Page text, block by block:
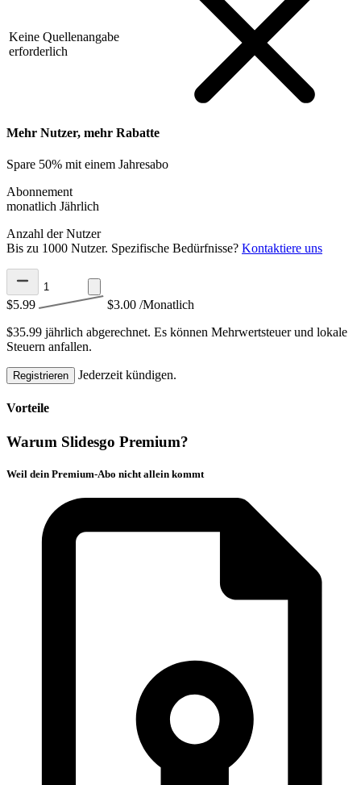
Keine Quellenangabe
erforderlich
Mehr Nutzer, mehr Rabatte
Spare 50% mit einem Jahresabo
Abonnement
monatlich Jährlich
Anzahl der Nutzer
Bis zu 1000 Nutzer. Spezifische Bedürfnisse? Kontaktiere uns
$5.99 $3.00 /Monatlich
$35.99 jährlich abgerechnet. Es können Mehrwertsteuer und lokale
Steuern anfallen.
Registrieren Jederzeit kündigen.
Vorteile
Warum Slidesgo Premium?
Weil dein Premium-Abo nicht allein kommt